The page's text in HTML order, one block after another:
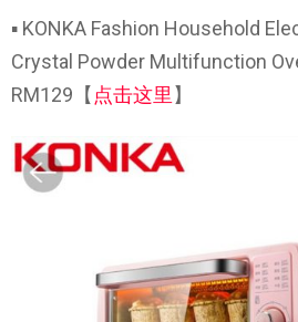
▪ KONKA Fashion Household
Crystal Powder Multifunction
RM129【点击这里】